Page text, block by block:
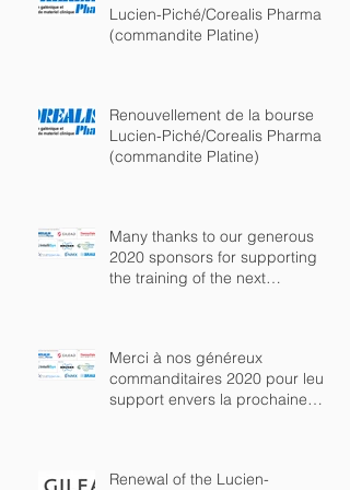
Lucien-Piché/Corealis Pharma
(commandite Platine)
Renouvellement de la bourse
Lucien-Piché/Corealis Pharma
(commandite Platine)
Many thanks to our generous
2020 sponsors for supporting
the training of the next
Merci à nos généreux
commanditaires 2020 pour leur
support envers la prochaine
Renewal of the Lucien-